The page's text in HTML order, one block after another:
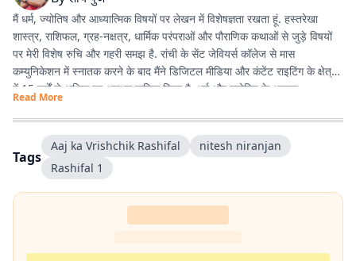
मैं धर्म, ज्योतिष और आध्यात्मिक विषयों पर लेखन में विशेषज्ञता रखता हूं. हस्तरेखा
शास्त्र, राशिफल, ग्रह-नक्षत्र, धार्मिक परंपराओं और पौराणिक कथाओं से जुड़े विषयों
पर मेरी विशेष रुचि और गहरी समझ है. रांची के सेंट जेवियर्स कॉलेज से मास
कम्युनिकेशन में स्नातक करने के बाद मैंने डिजिटल मीडिया और कंटेंट राइटिंग के क्षेत्र
में 15 वर्षों से अधिक का अनुभव हासिल किया है. धर्म और ज्योतिष के अलावा
एंटरटेनमेंट, लाइफस्टाइल और शिक्षा जैसे विषयों पर भी लगातार लेखन करता रहा हूं.
मेरी कोशिश रहती है कि जटिल विषयों को आसान, रोचक और भरोसेमंद तरीके से पाठकों
तक पहुंचाया जाए.
Read More
Tags
Aaj ka Vrishchik Rashifal
nitesh niranjan
Rashifal​​​​​​​​​​​​​​​​ 1